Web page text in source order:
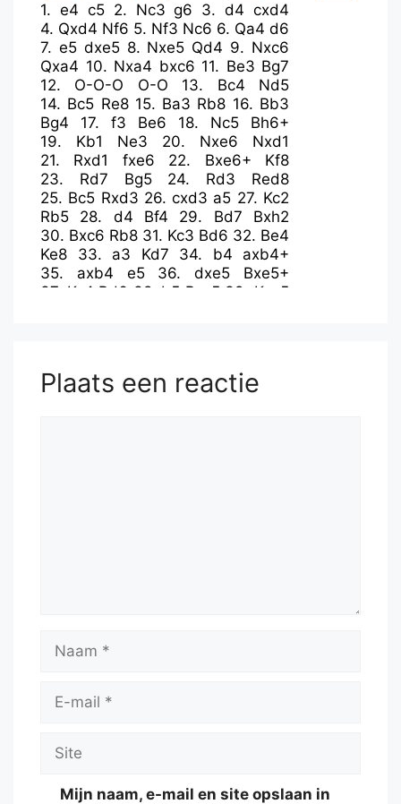
1. e4 c5 2. Nc3 g6 3.d4 cxd4
4. Qxd4 Nf6 5. Nf3 Nc6 6. Qa4 d6
7. e5 dxe5 8. Nxe5 Qd4 9. Nxc6
Qxa4 10. Nxa4 bxc6 11. Be3 Bg7
12. O-O-O O-O 13. Bc4
Nd5
14. Bc5 Re8 15. Ba3 Rb8 16. Bb3
Bg4
17. f3 Be6 18. Nc5
Bh6+
19. Kb1 Ne3 20. Nxe6
Nxd1
21. Rxd1 fxe6 22. Bxe6+
Kf8
23. Rd7 Bg5 24. Rd3
Red8
25. Bc5 Rxd3 26.cxd3 a5 27. Kc2
Rb5
28. d4 Bf4 29. Bd7
Bxh2
30. Bxc6 Rb8 31. Kc3 Bd6 32. Be4
Ke8
33. a3 Kd7 34. b4
axb4+
35. axb4 e5 36.dxe5
Bxe5+
37. Kc4 Bd6 38. b5 Bxc5 39. Kxc5
Plaats een reactie
Naam
Site
Mijn naam, e-mail en site opslaan in